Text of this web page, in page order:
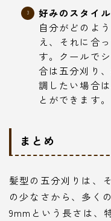
好みのスタイ
自分がどのよ
え、それに合
す。クールで
合は五分刈り
調したい場合
とができます。
まとめ
髪型の五分刈りは、
の少なさから、多く
9mmという長さは、